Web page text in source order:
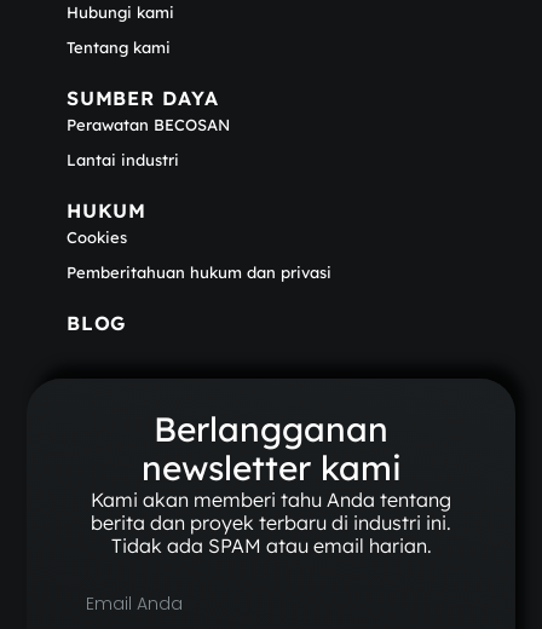
Hubungi kami
Tentang kami
SUMBER DAYA
Perawatan BECOSAN
Lantai industri
HUKUM
Cookies
Pemberitahuan hukum dan privasi
BLOG
Berlangganan
newsletter kami
Kami akan memberi tahu Anda tentang
berita dan proyek terbaru di industri ini.
Tidak ada SPAM atau email harian.